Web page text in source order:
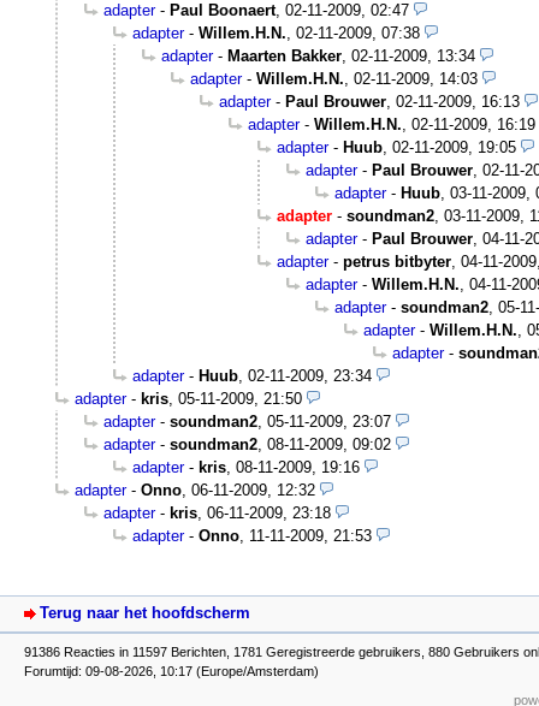
adapter- Paul Boonaert, 02-11-2009, 02:47
adapter- Willem.H.N., 02-11-2009, 07:38
adapter- Maarten Bakker, 02-11-2009, 13:34
adapter- Willem.H.N., 02-11-2009, 14:03
adapter- Paul Brouwer, 02-11-2009, 16:13
adapter- Willem.H.N., 02-11-2009, 16:19
adapter- Huub, 02-11-2009, 19:05
adapter- Paul Brouwer, 02-11-
adapter- Huub, 03-11-2009,
adapter - soundman2, 03-11-2009,
adapter- Paul Brouwer, 04-11-
adapter- petrus bitbyter, 04-11-
adapter- Willem.H.N., 04-11-
adapter- soundman2, 05-
adapter- Willem.H.N.,
adapter-
adapter- Huub, 02-11-2009, 23:34
adapter- kris, 05-11-2009, 21:50
adapter- soundman2, 05-11-2009, 23:07
adapter- soundman2, 08-11-2009, 09:02
adapter- kris, 08-11-2009, 19:16
adapter- Onno, 06-11-2009, 12:32
adapter- kris, 06-11-2009, 23:18
adapter- Onno, 11-11-2009, 21:53
Terug naar het hoofdscherm
91386 Reacties in 11597 Berichten, 1781 Geregistreerde gebruikers, 880 Gebruikers
Forumtijd: 09-08-2026, 10:17 (Europe/Amsterdam)